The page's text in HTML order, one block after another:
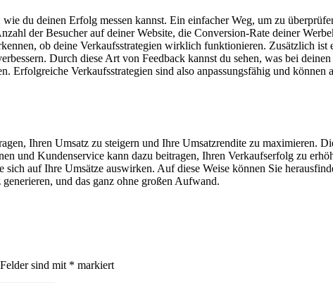
du deinen Erfolg messen kannst. Ein einfacher Weg, um zu
der Besucher auf deiner Website, die Conversion-Rate deiner
ob deine Verkaufsstrategien wirklich funktionieren. Zusätzlich
Durch diese Art von Feedback kannst du sehen, was bei
Erfolgreiche Verkaufsstrategien sind also anpassungsfähig und
Ihren Umsatz zu steigern und Ihre Umsatzrendite zu
und Kundenservice kann dazu beitragen, Ihren Verkaufserfolg zu
sich auf Ihre Umsätze auswirken. Auf diese Weise können Sie
und das ganz ohne großen Aufwand.
sind mit * markiert